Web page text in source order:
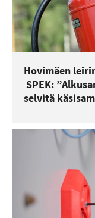
Hovimäen
SPEK:
selvitä